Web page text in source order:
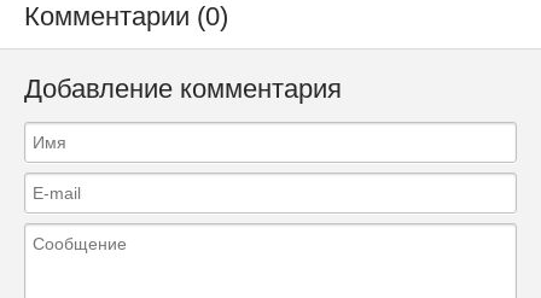
Комментарии (0)
Добавление комментария